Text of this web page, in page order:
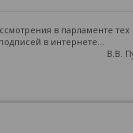
в парламенте
в интернете...
В.В.